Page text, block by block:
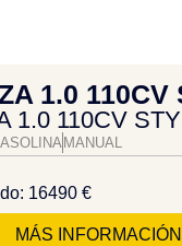
1.0 110CV
1.0 110CV
MANUAL
16490 €
MÁS INFORMACIÓN